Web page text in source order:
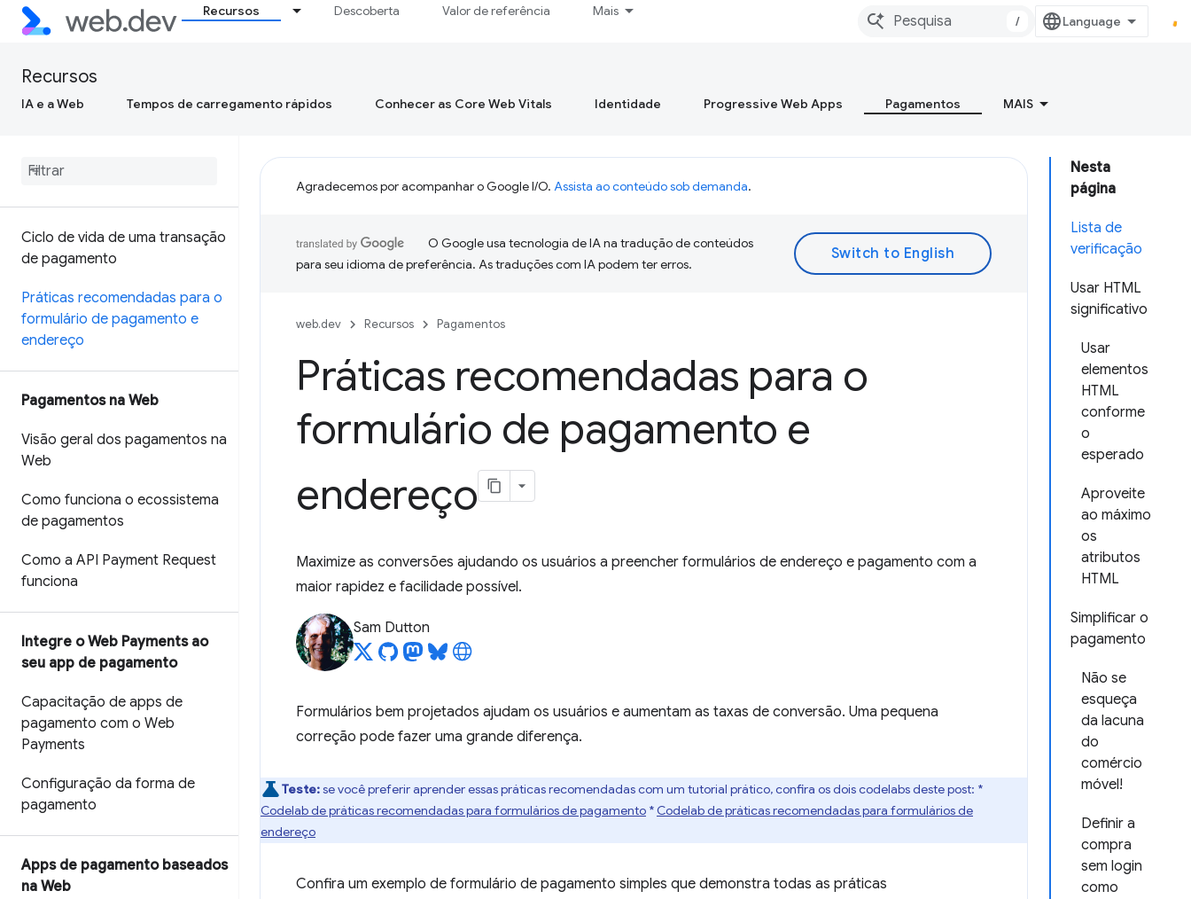
Recursos Descoberta Valor de referência Mais
/
Recursos
IA e a Web Tempos de carregamento rápidos Conhecer as Core Web Vitals Identidade Progressive Web Apps Pagamentos MAIS
Ciclo de vida de uma transação
de pagamento
Práticas recomendadas para o
formulário de pagamento e
endereço
Pagamentos na Web
Visão geral dos pagamentos na
Web
Como funciona o ecossistema
de pagamentos
Como a API Payment Request
funciona
Integre o Web Payments ao
seu app de pagamento
Capacitação de apps de
pagamento com o Web
Payments
Configuração da forma de
pagamento
Apps de pagamento baseados
na Web
Nesta
página
Lista de
verificação
Usar HTML
significativo
Usar
elementos
HTML
conforme
o
esperado
Aproveite
ao máximo
os
atributos
HTML
Simplificar o
pagamento
Não se
esqueça
da lacuna
do
comércio
móvel!
Definir a
compra
sem login
como
Agradecemos por acompanhar o Google I/O. Assista ao conteúdo sob demanda.
O Google usa tecnologia de IA na tradução de conteúdos
para seu idioma de preferência. As traduções com IA podem ter erros.
web.dev Recursos Pagamentos
Práticas recomendadas para o
formulário de pagamento e
endereço
Maximize as conversões ajudando os usuários a preencher formulários de endereço e pagamento com a
maior rapidez e facilidade possível.
Sam Dutton
Formulários bem projetados ajudam os usuários e aumentam as taxas de conversão. Uma pequena
correção pode fazer uma grande diferença.
Teste:se você preferir aprender essas práticas recomendadas com um tutorial prático, confira os dois codelabs deste post: *
Codelab de práticas recomendadas para formulários de pagamento * Codelab de práticas recomendadas para formulários de
endereço
Confira um exemplo de formulário de pagamento simples que demonstra todas as práticas